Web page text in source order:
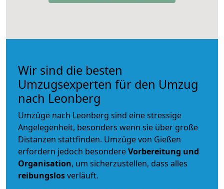
Wir sind die besten
Umzugsexperten für den Umzug
nach Leonberg
Umzüge nach Leonberg sind eine stressige
Angelegenheit, besonders wenn sie über große
Distanzen stattfinden. Umzüge von Gießen
erfordern jedoch besondereVorbereitung und
Organisation, um sicherzustellen, dass alles
reibungslosverläuft.